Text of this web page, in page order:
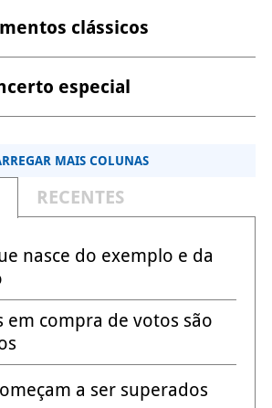
clássicos
especial
MAIS COLUNAS
RECENTES
nasce do exemplo e da
em compra de votos são
a ser superados